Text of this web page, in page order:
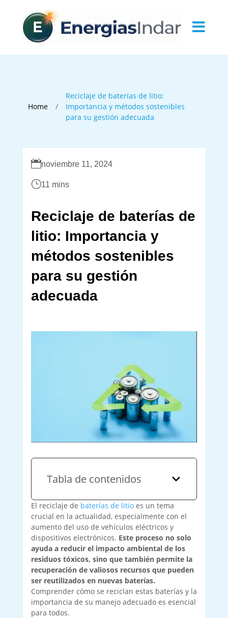

Home /
Reciclaje de baterías de litio:
Importancia y métodos sostenibles
para su gestión adecuada
noviembre 11, 2024
}11 mins
Reciclaje de baterías de
litio: Importancia y
métodos sostenibles
para su gestión
adecuada
Tabla de contenidos
El reciclaje de baterías de litioes un tema
crucial en la actualidad, especialmente con el
aumento del uso de vehículos eléctricos y
dispositivos electrónicos. Este proceso no solo
ayuda a reducir el impacto ambiental de los
residuos tóxicos, sino que también permite la
recuperación de valiosos recursos que pueden
ser reutilizados en nuevas baterías.
Comprender cómo se reciclan estas baterías y la
importancia de su manejo adecuado es esencial
para todos.